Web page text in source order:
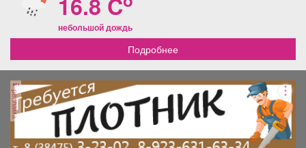
небольшой дождь
Подробнее
реклама